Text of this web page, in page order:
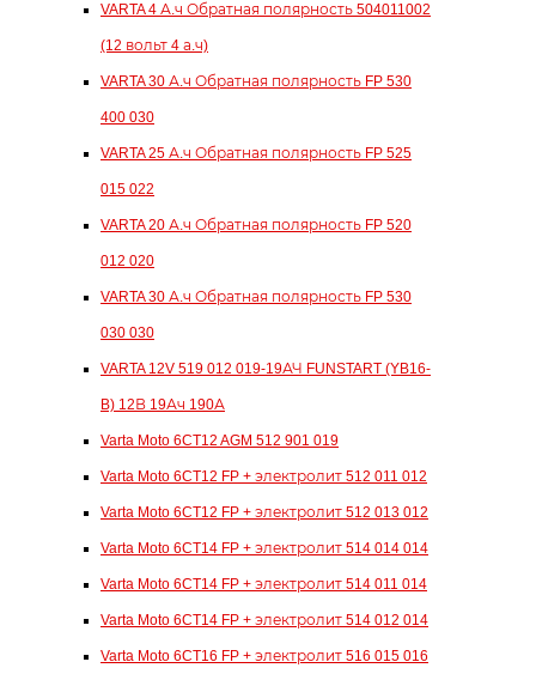
VARTA 4 А.ч Обратная полярность 504011002
(12 вольт 4 а.ч)
VARTA 30 А.ч Обратная полярность FP 530
400 030
VARTA 25 А.ч Обратная полярность FP 525
015 022
VARTA 20 А.ч Обратная полярность FP 520
012 020
VARTA 30 А.ч Обратная полярность FP 530
030 030
VARTA 12V 519 012 019-19АЧ FUNSTART (YB16-
B) 12В 19Ач 190А
Varta Moto 6CT12 AGM 512 901 019
Varta Moto 6CT12 FP + электролит 512 011 012
Varta Moto 6CT12 FP + электролит 512 013 012
Varta Moto 6CT14 FP + электролит 514 014 014
Varta Moto 6CT14 FP + электролит 514 011 014
Varta Moto 6CT14 FP + электролит 514 012 014
Varta Moto 6CT16 FP + электролит 516 015 016